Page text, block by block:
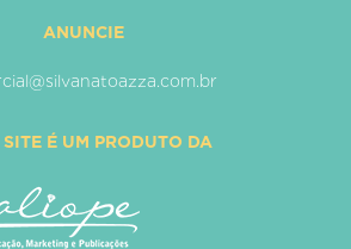
ANUNCIE
SITE É UM PRODUTO DA